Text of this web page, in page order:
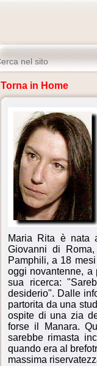
Torna in Home
Maria Rita è nata
Giovanni di
Pamphili, a 18
oggi novantenne,
sua ricerca:
desiderio". Dalle
partorita da una
ospite di una zia
forse il Manara.
sarebbe rimasta
quando era al
massima